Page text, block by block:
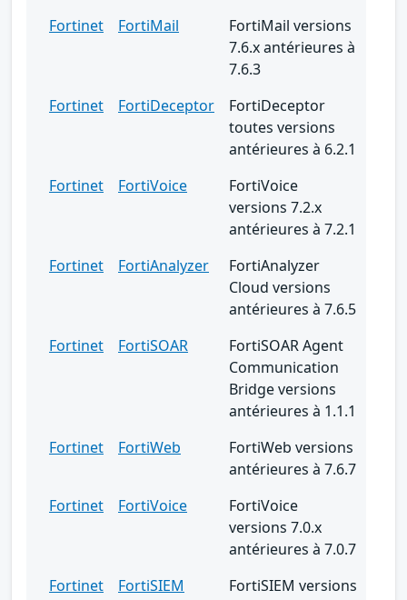
Fortinet
FortiMail
FortiMail versions
7.6.x antérieures à
7.6.3
Fortinet
FortiDeceptor
FortiDeceptor
toutes versions
antérieures à 6.2.1
Fortinet
FortiVoice
FortiVoice
versions 7.2.x
antérieures à 7.2.1
Fortinet
FortiAnalyzer
FortiAnalyzer
Cloud versions
antérieures à 7.6.5
Fortinet
FortiSOAR
FortiSOAR Agent
Communication
Bridge versions
antérieures à 1.1.1
Fortinet
FortiWeb
FortiWeb versions
antérieures à 7.6.7
Fortinet
FortiVoice
FortiVoice
versions 7.0.x
antérieures à 7.0.7
Fortinet
FortiSIEM
FortiSIEM versions